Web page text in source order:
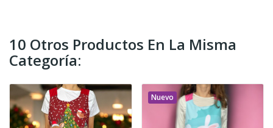
10 Otros Productos En La Misma
Categoría:
Nuevo